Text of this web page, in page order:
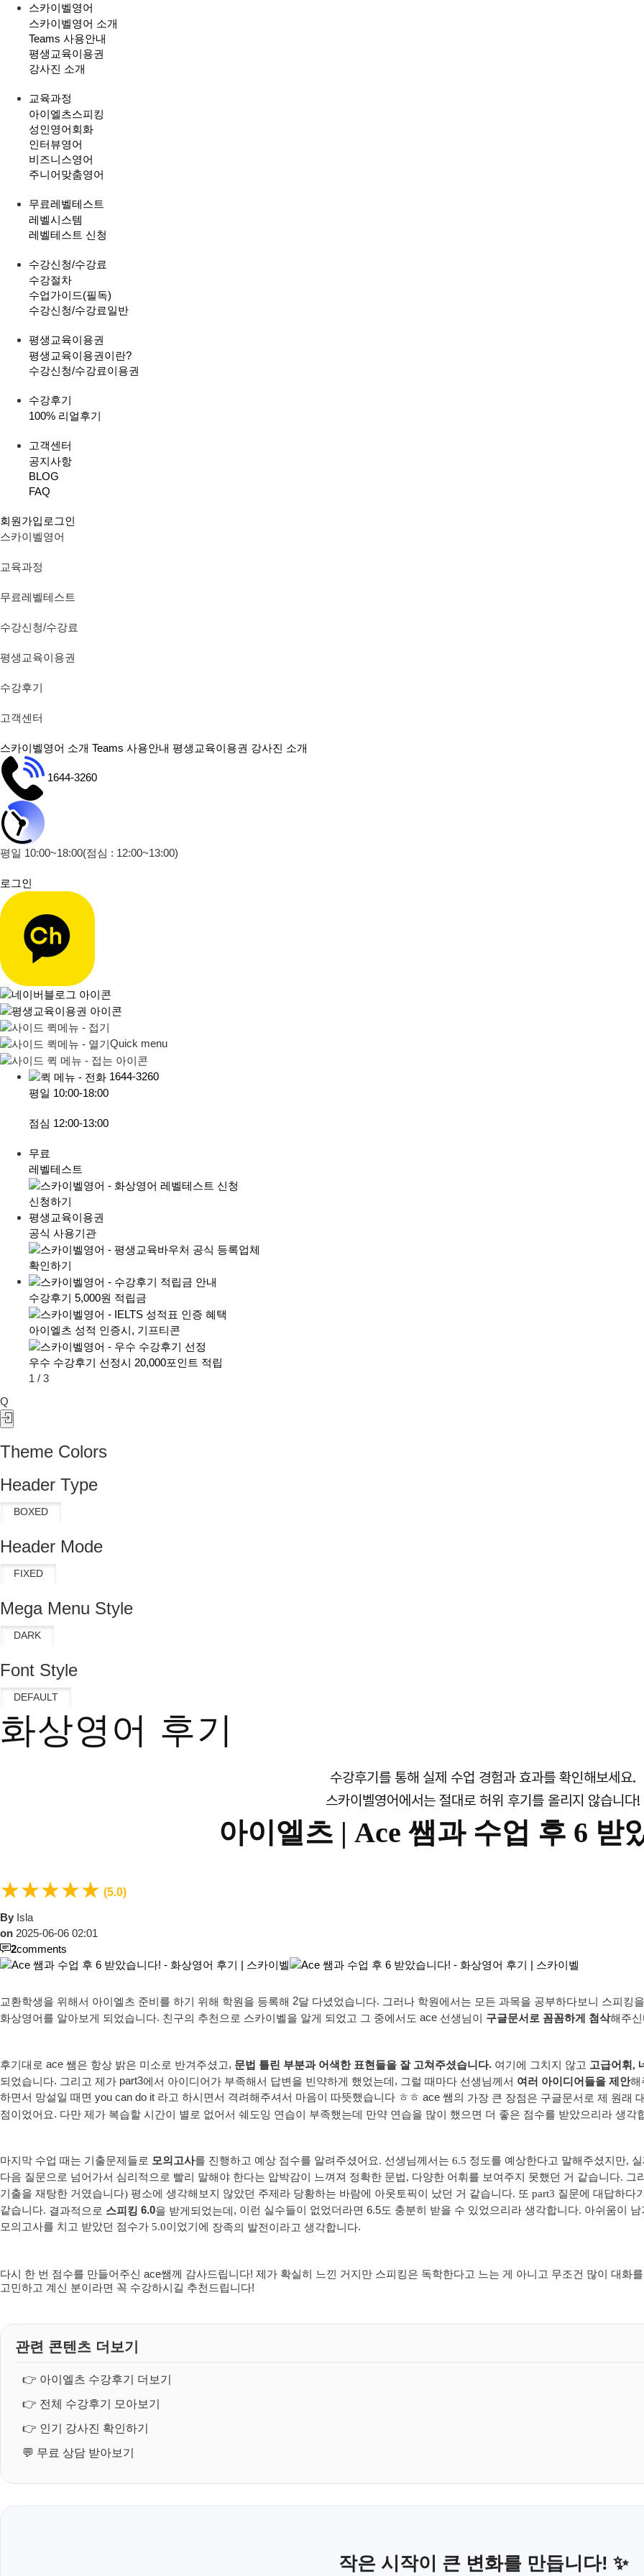
스카이벨영어
스카이벨영어 소개
Teams 사용안내
평생교육이용권
강사진 소개
교육과정
아이엘츠스피킹
성인영어회화
인터뷰영어
비즈니스영어
주니어맞춤영어
무료레벨테스트
레벨시스템
레벨테스트 신청
수강신청/수강료
수강절차
수업가이드(필독)
수강신청/수강료일반
평생교육이용권
평생교육이용권이란?
수강신청/수강료이용권
수강후기
100% 리얼후기
고객센터
공지사항
BLOG
FAQ
회원가입 로그인
스카이벨영어
교육과정
무료레벨테스트
수강신청/수강료
평생교육이용권
수강후기
고객센터
스카이벨영어 소개 Teams 사용안내 평생교육이용권 강사진 소개
1644-3260
평일 10:00~18:00(점심 : 12:00~13:00)
로그인
Quick menu
1644-3260
평일 10:00-18:00
점심 12:00-13:00
무료
레벨테스트
신청하기
평생교육이용권
공식 사용기관
확인하기
수강후기 5,000원 적립금
아이엘츠 성적 인증시, 기프티콘
우수 수강후기 선정시 20,000포인트 적립
1 / 3
Q
Theme Colors
Header Type
Header Mode
Mega Menu Style
Font Style
화상영어 후기
수강후기를 통해 실제 수업 경험과 효과를 확인해보세요.
스카이벨영어에서는 절대로 허위 후기를 올리지 않습니다!
아이엘츠 | Ace 쌤과 수업 후 6 받
★★★★★ (5.0)
By Isla
on 2025-06-06 02:01
2comments
교환학생을 위해서 아이엘츠 준비를 하기 위해 학원을 등록해 2달 다녔었습니다. 그러나 학원에서는 모든 과목을 공부하다보니 스피킹을
화상영어를 알아보게 되었습니다. 친구의 추천으로 스카이벨을 알게 되었고 그 중에서도 ace 선생님이 구글문서로 꼼꼼하게 첨삭해주
후기대로 ace 쌤은 항상 밝은 미소로 반겨주셨고, 문법 틀린 부분과 어색한 표현들을 잘 고쳐주셨습니다. 여기에 그치지 않고 고급어휘,
되었습니다. 그리고 제가 part3에서 아이디어가 부족해서 답변을 빈약하게 했었는데, 그럴 때마다 선생님께서 여러 아이디어들을 제안해
하면서 망설일 때면 you can do it 라고 하시면서 격려해주셔서 마음이 따뜻했습니다 ㅎㅎ ace 쌤의 가장 큰 장점은 구글문서로 제 원래
점이었어요. 다만 제가 복습할 시간이 별로 없어서 쉐도잉 연습이 부족했는데 만약 연습을 많이 했으면 더 좋은 점수를 받았으리라 생각
마지막 수업 때는 기출문제들로 모의고사를 진행하고 예상 점수를 알려주셨어요. 선생님께서는 6.5 정도를 예상한다고 말해주셨지만,
다음 질문으로 넘어가서 심리적으로 빨리 말해야 한다는 압박감이 느껴져 정확한 문법, 다양한 어휘를 보여주지 못했던 거 같습니다.
기출을 재탕한 거였습니다) 평소에 생각해보지 않았던 주제라 당황하는 바람에 아웃토픽이 났던 거 같습니다. 또 part3 질문에 대답하다
같습니다. 결과적으로 스피킹 6.0을 받게되었는데, 이런 실수들이 없었더라면 6.5도 충분히 받을 수 있었으리라 생각합니다. 아쉬움이 남
모의고사를 치고 받았던 점수가 5.0이었기에
장족의 발전이라고 생각합니다.
다시 한 번 점수를 만들어주신 ace쌤께 감사드립니다! 제가 확실히 느낀 거지만 스피킹은 독학한다고 느는 게 아니고 무조건 많이 대화
고민하고 계신 분이라면 꼭 수강하시길 추천드립니다!
관련 콘텐츠 더보기
👉 아이엘츠 수강후기 더보기
👉 전체 수강후기 모아보기
👉 인기 강사진 확인하기
💬 무료 상담 받아보기
작은 시작이 큰 변화를 만듭니다! ✨